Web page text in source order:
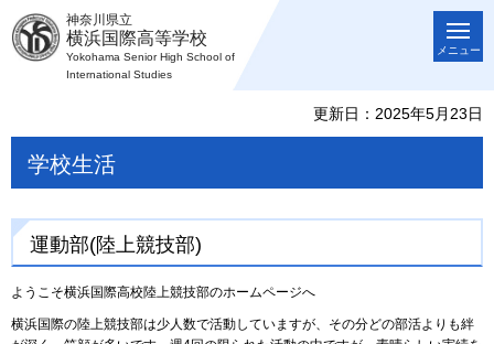
神奈川県立
横浜国際高等学校
Yokohama Senior High School of
International Studies
メニュー
更新日：2025年5月23日
学校生活
運動部(陸上競技部)
ようこそ横浜国際高校陸上競技部のホームページへ
横浜国際の陸上競技部は少人数で活動していますが、その分どの部活よりも絆